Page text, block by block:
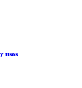
usos